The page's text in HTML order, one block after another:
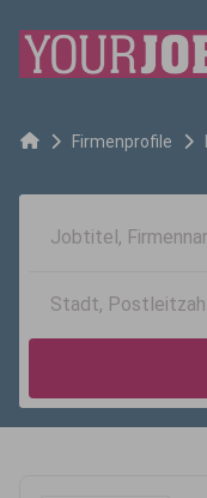
Firmenprofile